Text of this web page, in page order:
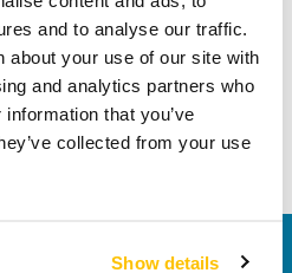
and to analyse our traffic.
about your use of our site with
and analytics partners who
that you’ve
collected from your use
Show details
ve ilham almaya
edin
Abone Olun
yüzey bitirme çözümlerini,
keşfedin.